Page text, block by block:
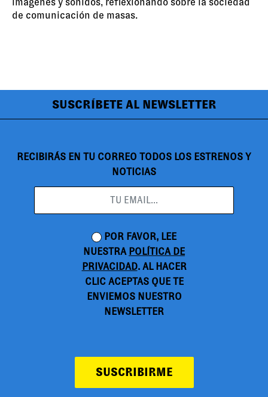
de comunicación de masas.
SUSCRÍBETE AL NEWSLETTER
RECIBIRÁS EN TU CORREO TODOS LOS ESTRENOS Y
NOTICIAS
POR FAVOR, LEE
NUESTRA POLÍTICA DE
PRIVACIDAD. AL HACER
CLIC ACEPTAS QUE TE
ENVIEMOS NUESTRO
NEWSLETTER
SUSCRIBIRME